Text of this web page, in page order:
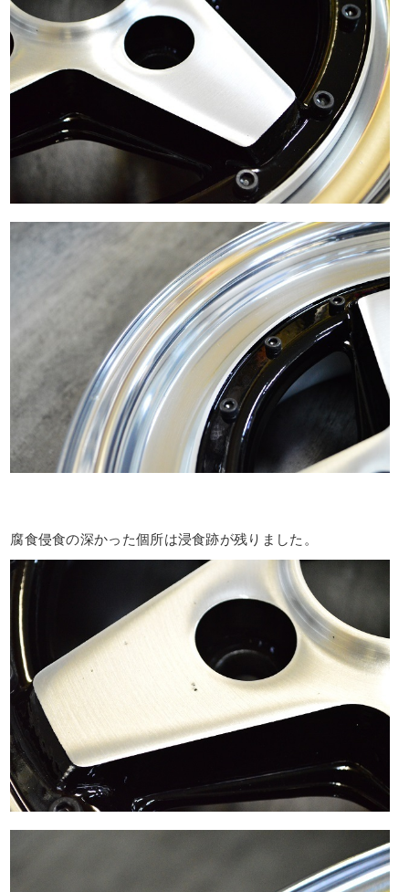
腐食侵食の深かった個所は浸食跡が残りました。